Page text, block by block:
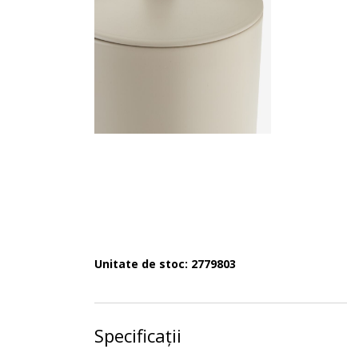
Unitate de stoc: 2779803
Specificații